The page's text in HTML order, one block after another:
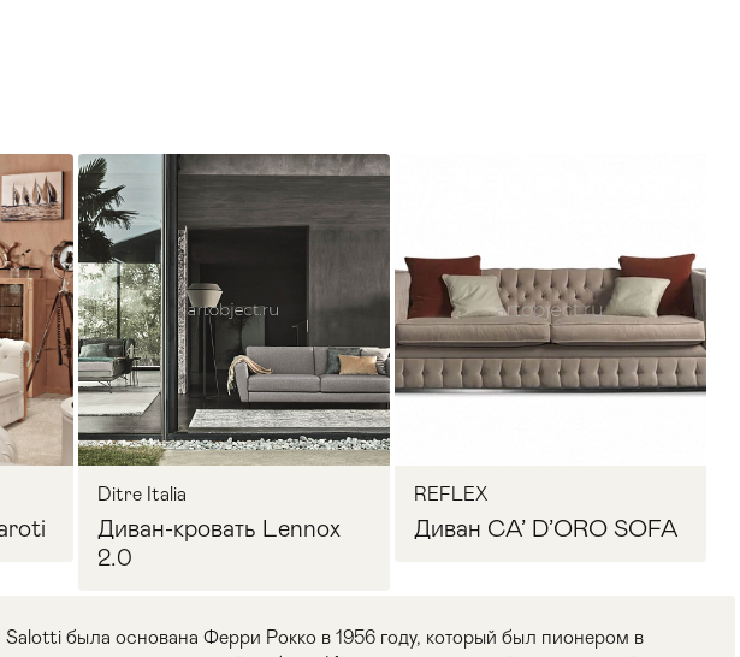
Ditre Italia
Диван-кровать Lennox
2.0
REFLEX
Диван CA’ D’ORO SOFA
Salotti была основана Ферри Рокко в 1956 году, который был пионером в